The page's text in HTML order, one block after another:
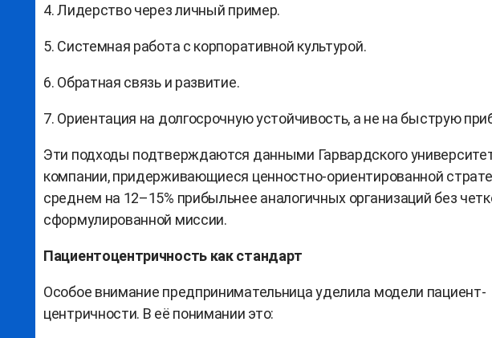
4. Лидерство через личный пример.
5. Системная работа с корпоративной культурой.
6. Обратная связь и развитие.
7. Ориентация на долгосрочную устойчивость, а не на быструю
Эти подходы подтверждаются данными Гарвардского
компании, придерживающиеся ценностно-ориентированной
среднем на 12–15% прибыльнее аналогичных организаций без
сформулированной миссии.
Пациентоцентричность как стандарт
Особое внимание предпринимательница уделила модели пациент-
центричности. В её понимании это: